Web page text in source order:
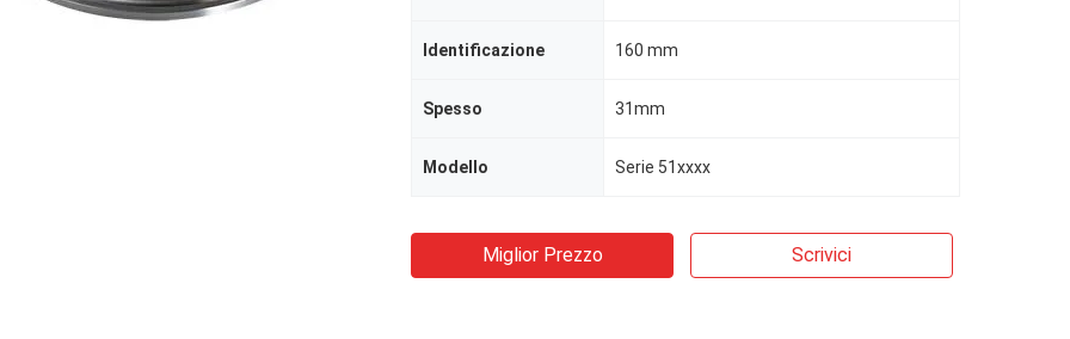
Identificazione 160 mm
Spesso 31mm
Modello Serie 51xxxx
Miglior Prezzo Scrivici